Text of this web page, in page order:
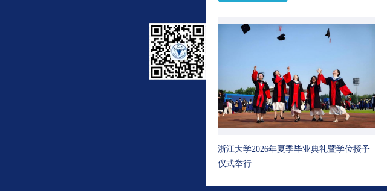
浙江大学2026年夏季毕业典礼暨学位授予
仪式举行